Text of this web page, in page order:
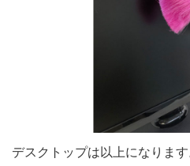
デスクトップは以上になりま